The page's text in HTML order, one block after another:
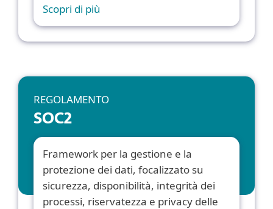
Scopri di più
REGOLAMENTO
SOC2
Framework per la gestione e la
protezione dei dati, focalizzato su
sicurezza, disponibilità, integrità dei
processi, riservatezza e privacy delle